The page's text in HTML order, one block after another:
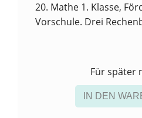
20. Mathe 1. Klasse,
Vorschule. Drei
Für später
IN DEN